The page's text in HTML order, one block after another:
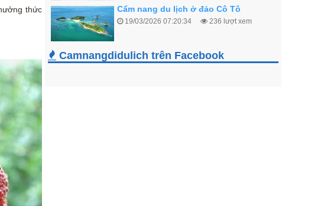
thức
KINH NGHIỆM DU LỊCH MẸO VẠC – THỊ
TRẤN HÀ GIANG
TIẾT TỪ A–Z CHO NGƯỜI ĐI LẦN ĐẦU
Camnangdidulich trên Facebook